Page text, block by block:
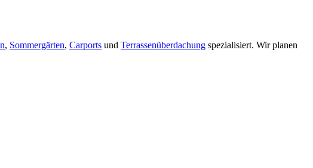
, Sommergärten, Carports und Terrassenüberdachung spezialisiert. Wir planen